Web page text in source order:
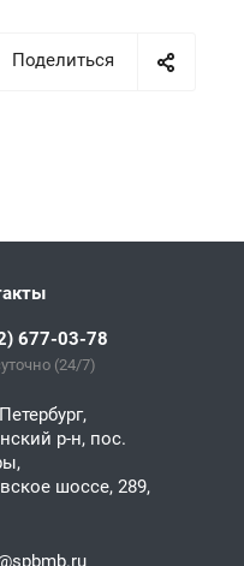
Поделиться
677-03-78
(24/7)
р-н, пос.
шоссе, 289,